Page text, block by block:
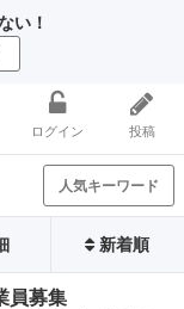
い！
ログイン 投稿
人気キーワード
新着順
員募集